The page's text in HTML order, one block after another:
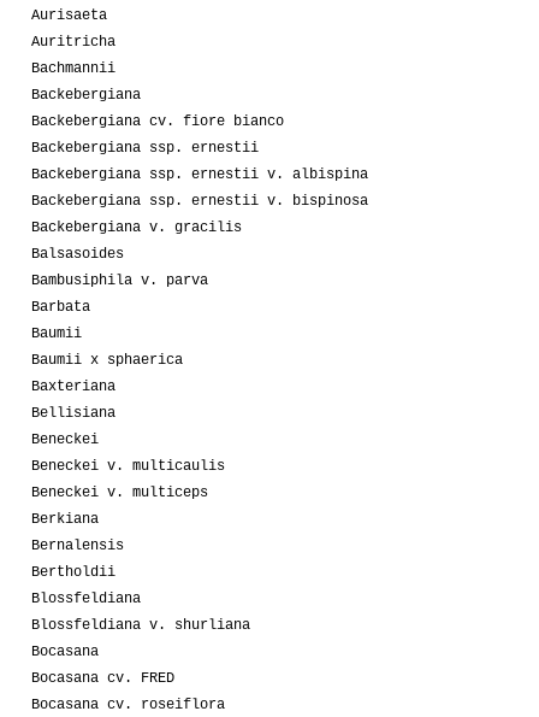
Aurisaeta
Auritricha
Bachmannii
Backebergiana
Backebergiana cv. fiore bianco
Backebergiana ssp. ernestii
Backebergiana ssp. ernestii v. albispina
Backebergiana ssp. ernestii v. bispinosa
Backebergiana v. gracilis
Balsasoides
Bambusiphila v. parva
Barbata
Baumii
Baumii x sphaerica
Baxteriana
Bellisiana
Beneckei
Beneckei v. multicaulis
Beneckei v. multiceps
Berkiana
Bernalensis
Bertholdii
Blossfeldiana
Blossfeldiana v. shurliana
Bocasana
Bocasana cv. FRED
Bocasana cv. roseiflora